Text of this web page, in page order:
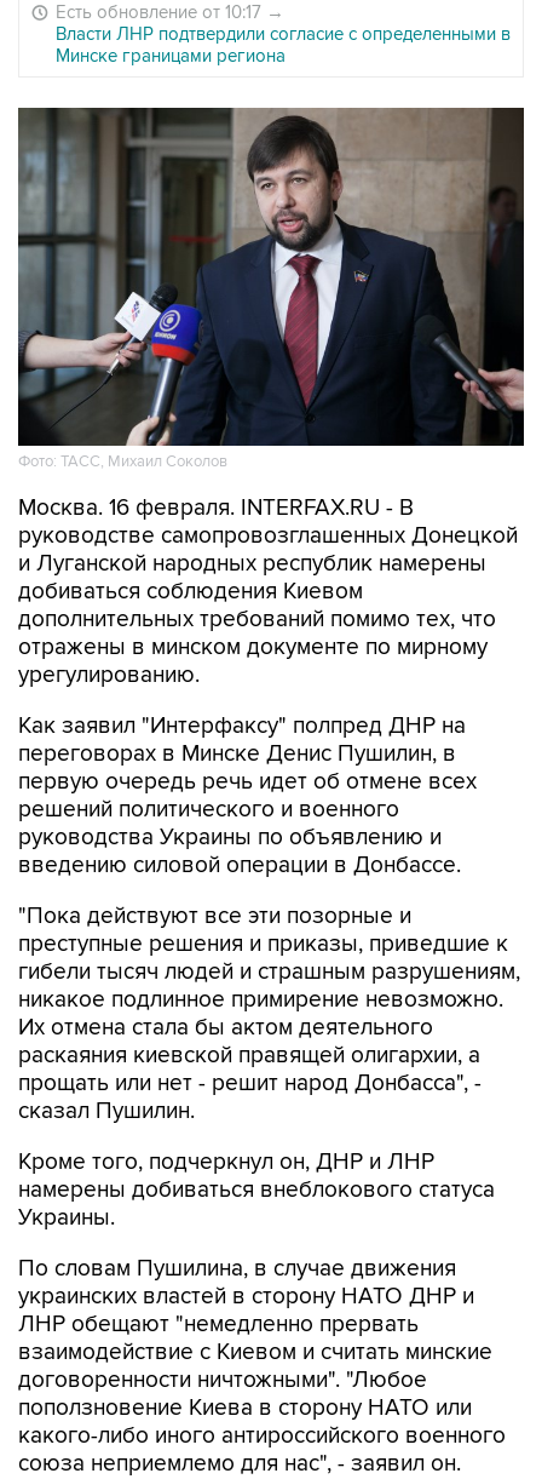
Есть обновление от 10:17 →
Власти ЛНР подтвердили согласие с определенными в
Минске границами региона
Фото: ТАСС, Михаил Соколов
Москва. 16 февраля. INTERFAX.RU - В
руководстве самопровозглашенных Донецкой
и Луганской народных республик намерены
добиваться соблюдения Киевом
дополнительных требований помимо тех, что
отражены в минском документе по мирному
урегулированию.
Как заявил "Интерфаксу" полпред ДНР на
переговорах в Минске Денис Пушилин, в
первую очередь речь идет об отмене всех
решений политического и военного
руководства Украины по объявлению и
введению силовой операции в Донбассе.
"Пока действуют все эти позорные и
преступные решения и приказы, приведшие к
гибели тысяч людей и страшным разрушениям,
никакое подлинное примирение невозможно.
Их отмена стала бы актом деятельного
раскаяния киевской правящей олигархии, а
прощать или нет - решит народ Донбасса", -
сказал Пушилин.
Кроме того, подчеркнул он, ДНР и ЛНР
намерены добиваться внеблокового статуса
Украины.
По словам Пушилина, в случае движения
украинских властей в сторону НАТО ДНР и
ЛНР обещают "немедленно прервать
взаимодействие с Киевом и считать минские
договоренности ничтожными". "Любое
поползновение Киева в сторону НАТО или
какого-либо иного антироссийского военного
союза неприемлемо для нас", - заявил он.